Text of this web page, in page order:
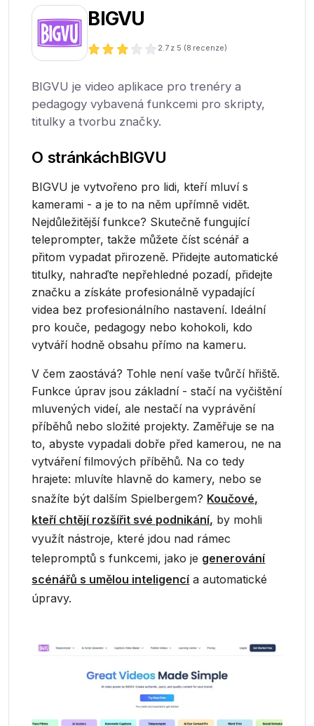
BIGVU
2.7 z 5 (8 recenze)
BIGVU je video aplikace pro trenéry a
pedagogy vybavená funkcemi pro skripty,
titulky a tvorbu značky.
O stránkáchBIGVU
BIGVU je vytvořeno pro lidi, kteří mluví s
kamerami - a je to na něm upřímně vidět.
Nejdůležitější funkce? Skutečně fungující
teleprompter, takže můžete číst scénář a
přitom vypadat přirozeně. Přidejte automatické
titulky, nahraďte nepřehledné pozadí, přidejte
značku a získáte profesionálně vypadající
videa bez profesionálního nastavení. Ideální
pro kouče, pedagogy nebo kohokoli, kdo
vytváří hodně obsahu přímo na kameru.
V čem zaostává? Tohle není vaše tvůrčí hřiště.
Funkce úprav jsou základní - stačí na vyčištění
mluvených videí, ale nestačí na vyprávění
příběhů nebo složité projekty. Zaměřuje se na
to, abyste vypadali dobře před kamerou, ne na
vytváření filmových příběhů. Na co tedy
hrajete: mluvíte hlavně do kamery, nebo se
snažíte být dalším Spielbergem? Koučové,
kteří chtějí rozšířit své podnikání, by mohli
využít nástroje, které jdou nad rámec
telepromptů s funkcemi, jako je generování
scénářů s umělou inteligencí a automatické
úpravy.